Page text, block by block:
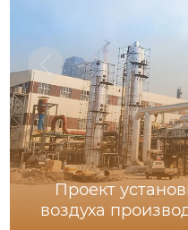
Проект
воздуха